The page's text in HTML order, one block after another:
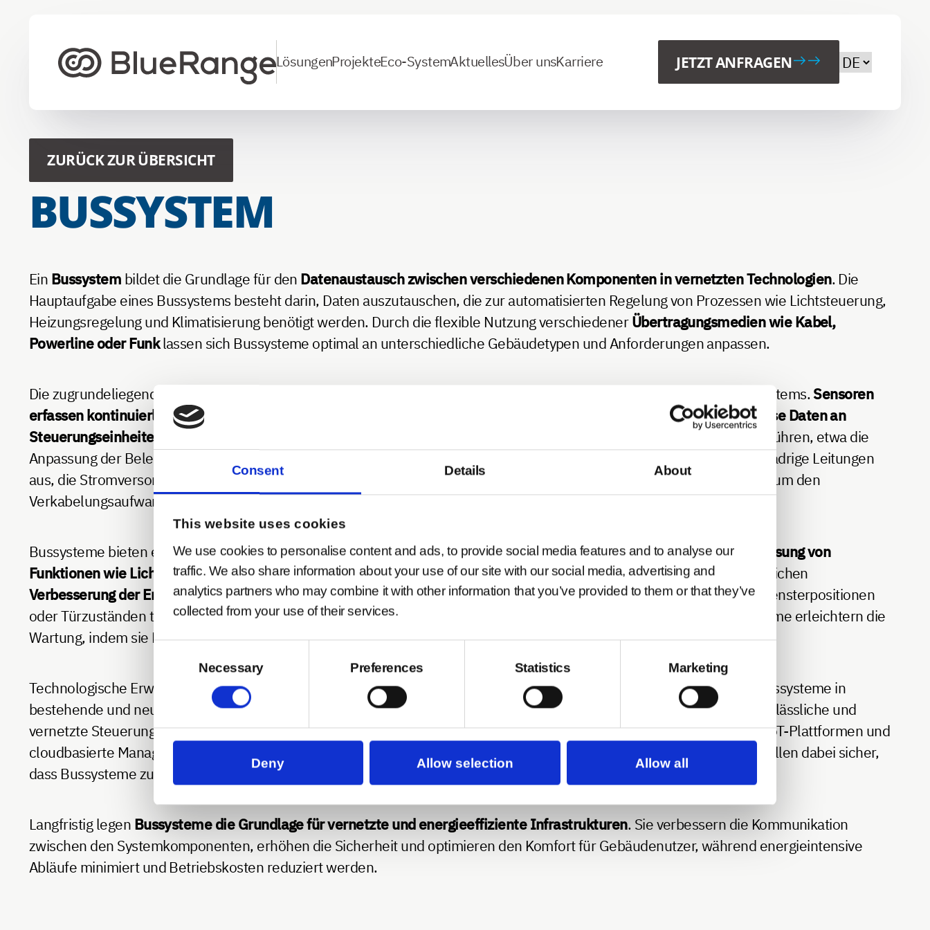
Consent Details About
This website uses cookies
We use cookies to personalise content and ads, to provide social media features and to analyse our
traffic. We also share information about your use of our site with our social media, advertising and
analytics partners who may combine it with other information that you’ve provided to them or that they’ve
collected from your use of their services.
Consent
SelectionNecessary Preferences Statistics Marketing
Deny Allow selection Allow all
LösungenProjekteEco-SystemAktuellesÜber unsKarriere JETZT ANFRAGEN Wählen Sie
ZURÜCK ZUR ÜBERSICHT
BUSSYSTEM
Ein Bussystem bildet die Grundlage für den Datenaustausch zwischen verschiedenen Komponenten in vernetzten Technologien. Die
Hauptaufgabe eines Bussystems besteht darin, Daten auszutauschen, die zur automatisierten Regelung von Prozessen wie Lichtsteuerung,
Heizungsregelung und Klimatisierung benötigt werden. Durch die flexible Nutzung verschiedenerÜbertragungsmedien wie Kabel,
Powerline oder Funklassen sich Bussysteme optimal an unterschiedliche Gebäudetypen und Anforderungen anpassen.
Die zugrundeliegende Technologie basiert auf einem klar definierten Datenaustausch zwischen den Teilnehmern des Systems.Sensoren
erfassen kontinuierlich Umweltinformationen
wie Raumtemperatur, Anwesenheit oder Luftfeuchtigkeit undsenden diese Daten an
Steuerungseinheiten
, die physische Aktionen ausführen, etwa die
Anpassung der Beleuchtung oder das Schließen eines Fensters. Kabelgebundene Bussysteme zeichnen sich durch zweiadrige Leitungen
aus, die Stromversorgung und Datentransfer trennen, während drahtlose Bussysteme über Funkwellen kommunizieren, um den
Verkabelungsaufwand zu minimieren.
Bussysteme bieten eine Vielzahl von Vorteilen für smarte Gebäude. Sie ermöglichen einepräzise und individuelle Anpassung von
Funktionen wie Lichtsteuerung oder Klimatisierungan die tatsächliche Nutzung des Gebäudes. Dies führt zu einer deutlichen
Verbesserung der Energieeffizienz und reduziert die Betriebskosten. Sicherheitsfunktionen wie die Überwachung von Fensterpositionen
oder Türzuständen tragen zusätzlich zur Gebäudesicherheit bei. Echtzeitanalysen und zentralisierte Überwachungssysteme erleichtern die
Wartung, indem sie Fehler frühzeitig erkennen und automatisierte Korrekturprozesse einleiten.
Technologische Erweiterungen wie die Unterstützung durchStandards wie KNX oder LCN
fördern die Integration der Bussysteme in
bestehende und neue Gebäudeinfrastrukturen. Diese Systeme bieten eine hohe Kompatibilität und Stabilität, um eine verlässliche und
vernetzte Steuerung zu gewährleisten. Gleichzeitig unterstützen diese Standards Schnittstellen, die eine Anbindung an IoT-Plattformen und
cloudbasierte Managementlösungen ermöglichen.
stellen dabei sicher,
dass Bussysteme zuverlässig und sicher installiert werden können.
Langfristig legen Bussysteme die Grundlage für vernetzte und energieeffiziente Infrastrukturen. Sie verbessern die Kommunikation
zwischen den Systemkomponenten, erhöhen die Sicherheit und optimieren den Komfort für Gebäudenutzer, während energieintensive
Abläufe minimiert und Betriebskosten reduziert werden.